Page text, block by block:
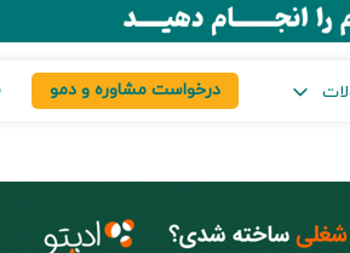
درخواست مشاوره و دمو